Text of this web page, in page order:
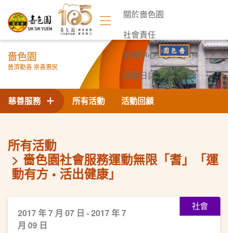
關於嗇色園
社會責任
新聞中心
活動日誌
聯絡我們
嗇色園
普濟勸善 崇善惠民
所有活動 活動回顧
慈善服務
所有活動
嗇色園社會服務運動無限「耆」「運
動有方 • 活出健康」
社會
2017 年 7 月 07 日 - 2017 年 7
月 09 日